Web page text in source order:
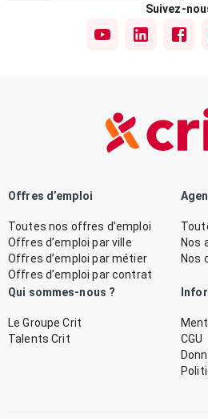
Suivez-
Offres d’emploi
Toutes nos offres d’emploi
Offres d’emploi par ville
Offres d’emploi par métier
Offres d’emploi par contrat
Nos
Nos
Qui sommes-nous ?
Le Groupe Crit
Talents Crit
CGU